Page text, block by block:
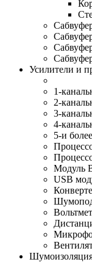
Усилители и
1-
2-
3-
4-
5-и
Модуль
USB